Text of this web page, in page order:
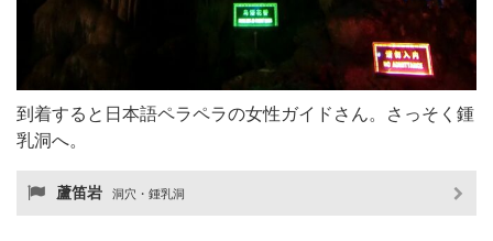
到着すると日本語ペラペラの女性ガイドさん。さっそく鍾
乳洞へ。
蘆笛岩 洞穴・鍾乳洞